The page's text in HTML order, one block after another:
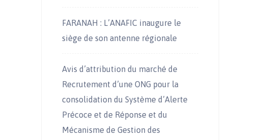
FARANAH : L’ANAFIC inaugure le
siège de son antenne régionale
Avis d’attribution du marché de
Recrutement d’une ONG pour la
consolidation du Système d’Alerte
Précoce et de Réponse et du
Mécanisme de Gestion des